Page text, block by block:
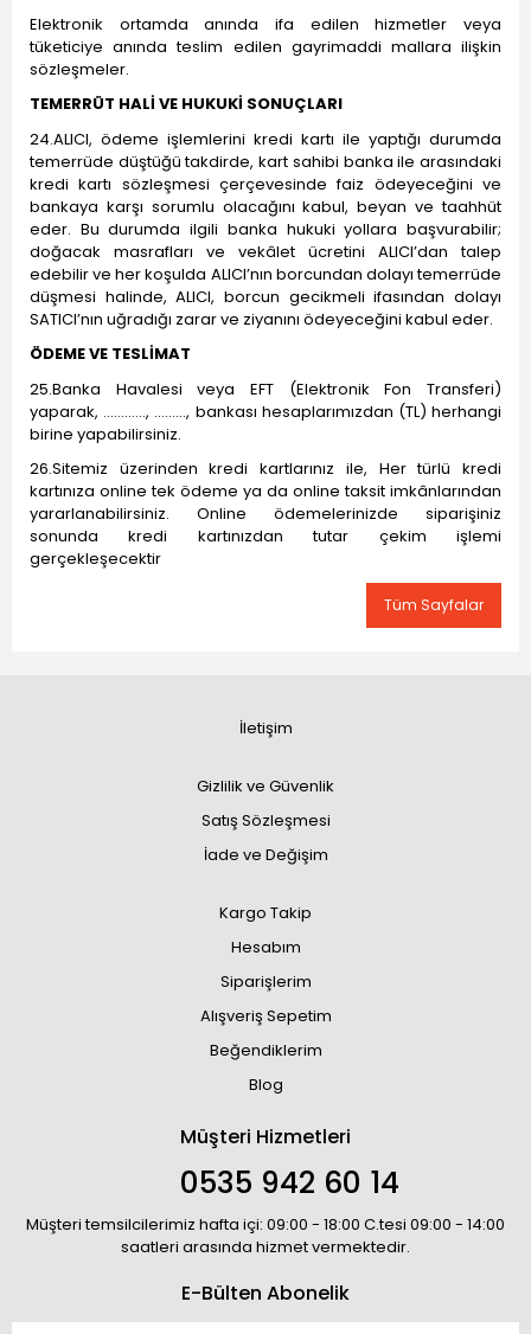
Elektronik ortamda anında ifa edilen hizmetler veya
tüketiciye anında teslim edilen gayrimaddi mallara ilişkin
sözleşmeler.
TEMERRÜT HALİ VE HUKUKİ SONUÇLARI
24.ALICI, ödeme işlemlerini kredi kartı ile yaptığı durumda
temerrüde düştüğü takdirde, kart sahibi banka ile arasındaki
kredi kartı sözleşmesi çerçevesinde faiz ödeyeceğini ve
bankaya karşı sorumlu olacağını kabul, beyan ve taahhüt
eder. Bu durumda ilgili banka hukuki yollara başvurabilir;
doğacak masrafları ve vekâlet ücretini ALICI’dan talep
edebilir ve her koşulda ALICI’nın borcundan dolayı temerrüde
düşmesi halinde, ALICI, borcun gecikmeli ifasından dolayı
SATICI’nın uğradığı zarar ve ziyanını ödeyeceğini kabul eder.
ÖDEME VE TESLİMAT
25.Banka Havalesi veya EFT (Elektronik Fon Transferi)
yaparak, ............, ........., bankası hesaplarımızdan (TL) herhangi
birine yapabilirsiniz.
26.Sitemiz üzerinden kredi kartlarınız ile, Her türlü kredi
kartınıza online tek ödeme ya da online taksit imkânlarından
yararlanabilirsiniz. Online ödemelerinizde siparişiniz
sonunda kredi kartınızdan tutar çekim işlemi
gerçekleşecektir
Tüm Sayfalar
İletişim
Gizlilik ve Güvenlik
Satış Sözleşmesi
İade ve Değişim
Kargo Takip
Hesabım
Siparişlerim
Alışveriş Sepetim
Beğendiklerim
Blog
Müşteri Hizmetleri
0535 942 60 14
Müşteri temsilcilerimiz hafta içi: 09:00 - 18:00 C.tesi 09:00 - 14:00
saatleri arasında hizmet vermektedir.
E-Bülten Abonelik